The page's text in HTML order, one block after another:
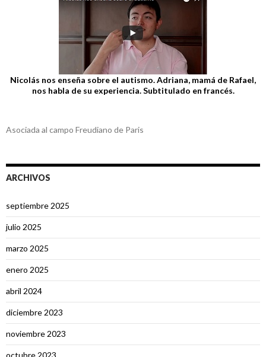
Nicolás nos enseña sobre el autismo. Adriana, mamá de Rafael,
nos habla de su experiencia. Subtitulado en francés.
Asociada al campo Freudiano de Paris
ARCHIVOS
septiembre 2025
julio 2025
marzo 2025
enero 2025
abril 2024
diciembre 2023
noviembre 2023
octubre 2023